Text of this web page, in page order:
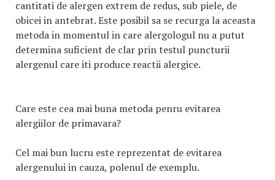
cantitati de alergen extrem de redus, sub piele, de
obicei in antebrat. Este posibil sa se recurga la aceasta
metoda in momentul in care alergologul nu a putut
determina suficient de clar prin testul puncturii
alergenul care iti produce reactii alergice.
Care este cea mai buna metoda penru evitarea
alergiilor de primavara?
Cel mai bun lucru este reprezentat de evitarea
alergenului in cauza, polenul de exemplu.